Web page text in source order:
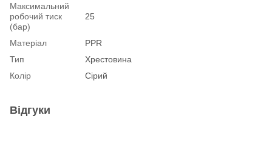
Максимальний
робочий тиск
(бар)
25
Матеріал
PPR
Тип
Хрестовина
Колір
Сірий
Відгуки